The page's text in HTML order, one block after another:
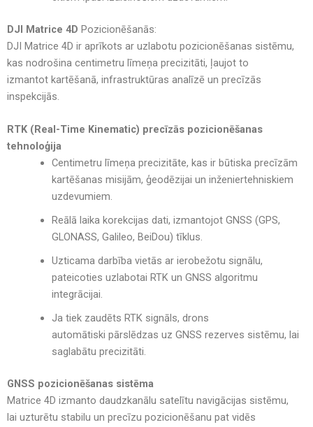
DJI Matrice 4D Pozicionēšanās:
DJI Matrice 4D ir aprīkots ar uzlabotu pozicionēšanas sistēmu,
kas nodrošina centimetru līmeņa precizitāti, ļaujot to
izmantot kartēšanā, infrastruktūras analīzē un precīzās
inspekcijās.
RTK (Real-Time Kinematic) precīzās pozicionēšanas
tehnoloģija
Centimetru līmeņa precizitāte, kas ir būtiska precīzām
kartēšanas misijām, ģeodēzijai un inženiertehniskiem
uzdevumiem.
Reālā laika korekcijas dati, izmantojot GNSS (GPS,
GLONASS, Galileo, BeiDou) tīklus.
Uzticama darbība vietās ar ierobežotu signālu,
pateicoties uzlabotai RTK un GNSS algoritmu
integrācijai.
Ja tiek zaudēts RTK signāls, drons
automātiski pārslēdzas uz GNSS rezerves sistēmu, lai
saglabātu precizitāti.
GNSS pozicionēšanas sistēma
Matrice 4D izmanto daudzkanālu satelītu navigācijas sistēmu,
lai uzturētu stabilu un precīzu pozicionēšanu pat vidēs